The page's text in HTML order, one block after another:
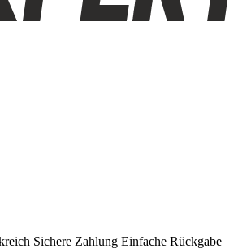
Sichere Zahlung Einfache Rückgabe